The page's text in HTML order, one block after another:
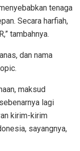
tenaga
Secara harfiah,
tambahnya.
dan nama
maksud
lagi
kirim-kirim
sayangnya,